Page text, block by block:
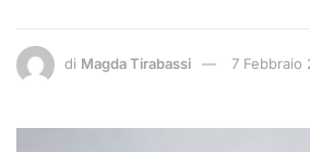
di Magda Tirabassi 7 Febbraio